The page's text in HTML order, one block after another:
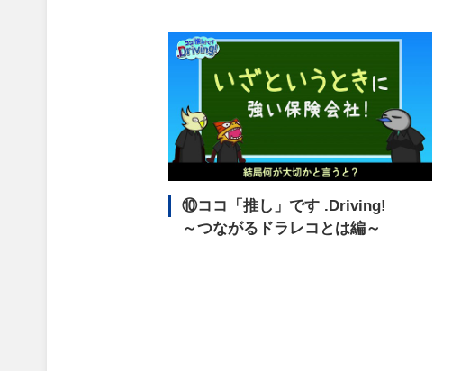
⑩ココ「推し」です .Driving!
～つながるドラレコとは編～